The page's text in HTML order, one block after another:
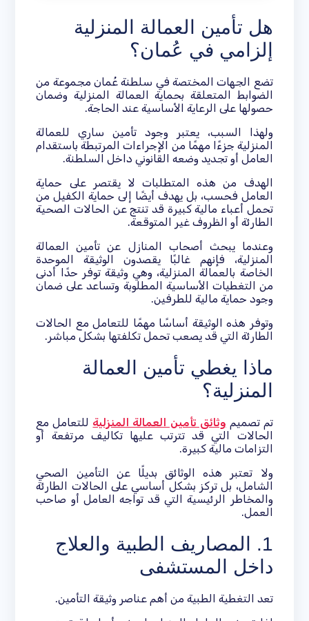
هل تأمين العمالة المنزلية
إلزامي في عُمان؟
تضع الجهات المختصة في سلطنة عُمان مجموعة من
الضوابط المتعلقة بحماية العمالة المنزلية وضمان
حصولها على الرعاية الأساسية عند الحاجة.
ولهذا السبب، يعتبر وجود تأمين ساري للعمالة
المنزلية جزءًا مهمًا من الإجراءات المرتبطة باستقدام
العامل أو تجديد وضعه القانوني داخل السلطنة.
الهدف من هذه المتطلبات لا يقتصر على حماية
العامل فحسب، بل يهدف أيضًا إلى حماية الكفيل من
تحمل أعباء مالية كبيرة قد تنتج عن الحالات الصحية
الطارئة أو الظروف غير المتوقعة.
وعندما يبحث أصحاب المنازل عن تأمين العمالة
المنزلية، فإنهم غالبًا يقصدون الوثيقة الموحدة
الخاصة بالعمالة المنزلية، وهي وثيقة توفر حدًا أدنى
من التغطيات الأساسية المطلوبة وتساعد على ضمان
وجود حماية مالية للطرفين.
وتوفر هذه الوثيقة أساسًا مهمًا للتعامل مع الحالات
الطارئة التي قد يصعب تحمل تكلفتها بشكل مباشر.
ماذا يغطي تأمين العمالة
المنزلية؟
تم تصميم وثائق تأمين العمالة المنزلية للتعامل مع
الحالات التي قد تترتب عليها تكاليف مرتفعة أو
التزامات مالية كبيرة.
ولا تعتبر هذه الوثائق بديلًا عن التأمين الصحي
الشامل، بل تركز بشكل أساسي على الحالات الطارئة
والمخاطر الرئيسية التي قد تواجه العامل أو صاحب
العمل.
1. المصاريف الطبية والعلاج
داخل المستشفى
تعد التغطية الطبية من أهم عناصر وثيقة التأمين.